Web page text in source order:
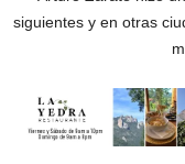
siguientes y en otras